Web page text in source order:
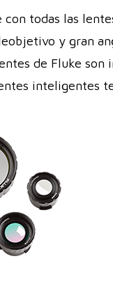
con todas las
y gran
de Fluke son
inteligentes